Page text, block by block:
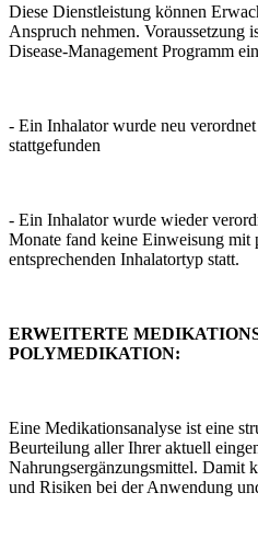
Diese Dienstleistung können
Anspruch nehmen. Voraussetzung
Disease-Management Programm
- Ein Inhalator wurde neu
stattgefunden
- Ein Inhalator wurde wieder
Monate fand keine Einweisung mit
entsprechenden Inhalatortyp statt.
ERWEITERTE
POLYMEDIKATION:
Eine Medikationsanalyse ist eine
Beurteilung aller Ihrer aktuell
Nahrungsergänzungsmittel. Damit
und Risiken bei der Anwendung